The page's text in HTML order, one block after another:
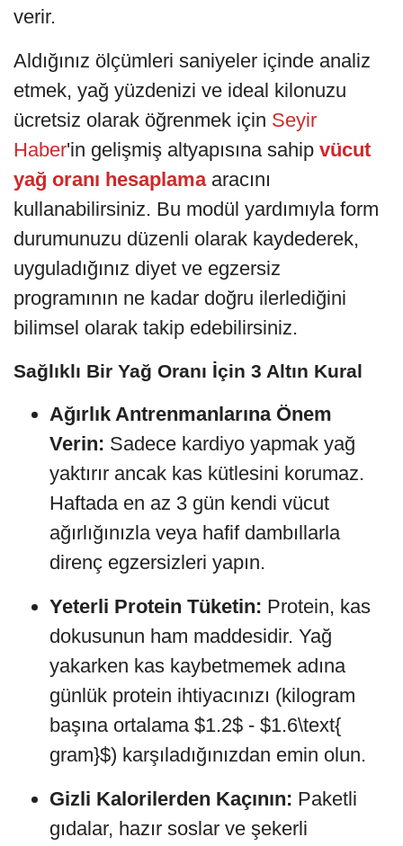
verir.
Aldığınız ölçümleri saniyeler içinde analiz
etmek, yağ yüzdenizi ve ideal kilonuzu
ücretsiz olarak öğrenmek için Seyir
Haber'in gelişmiş altyapısına sahip vücut
yağ oranı hesaplamaaracını
kullanabilirsiniz. Bu modül yardımıyla form
durumunuzu düzenli olarak kaydederek,
uyguladığınız diyet ve egzersiz
programının ne kadar doğru ilerlediğini
bilimsel olarak takip edebilirsiniz.
Sağlıklı Bir Yağ Oranı İçin 3 Altın Kural
Ağırlık Antrenmanlarına Önem
Verin: Sadece kardiyo yapmak yağ
yaktırır ancak kas kütlesini korumaz.
Haftada en az 3 gün kendi vücut
ağırlığınızla veya hafif dambıllarla
direnç egzersizleri yapın.
Yeterli Protein Tüketin: Protein, kas
dokusunun ham maddesidir. Yağ
yakarken kas kaybetmemek adına
günlük protein ihtiyacınızı (kilogram
başına ortalama $1.2$ - $1.6\text{
gram}$) karşıladığınızdan emin olun.
Gizli Kalorilerden Kaçının: Paketli
gıdalar, hazır soslar ve şekerli